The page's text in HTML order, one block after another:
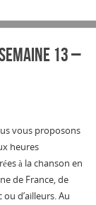
13 –
vous proposons
heures
à la chanson en
de France, de
d’ailleurs. Au